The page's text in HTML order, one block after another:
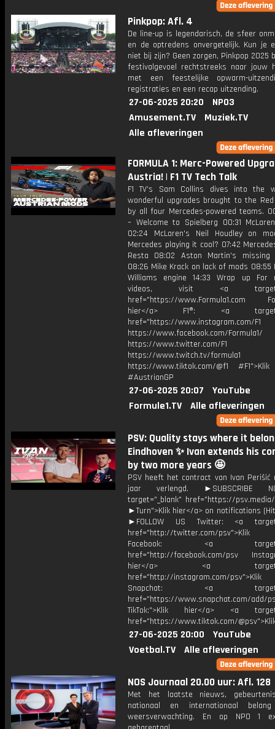
Pinkpop: Afl. 4
De line-up is legendarisch, de sfeer
en de optredens onvergetelijk. Kun je
niet bij zijn? Geen zorgen, Pinkpop 2025
festivalgevoel rechtstreeks naar jouw
met een feestelijke opwarm-
registraties en een recap uitzending.
27-06-2025 20:20
NPO3
Amusement.TV
Muziek.TV
Alle afleveringen
FORMULA 1: Merc-Powered
Austria! | F1 TV Tech Talk
F1 TV's Sam Collins dives into the
wonderful upgrades brought to the
by all four Mercedes-powered teams.
– Welcome to Spielberg 00:31
02:24 McLaren's Neil Houdley on
Mercedes playing it cool? 07:42
Resta 08:02 Aston Martin's missing
08:26 Mike Krack on lack of mods 08:55
Williams engine 14:33 Wrap up For
videos, visit <a
href="https://www.Formula1.com
hier</a> F1®: <a
href="https://www.instagram.com/F1
https://www.facebook.com/Formula1/
https://www.twitter.com/F1
https://www.twitch.tv/formula1
https://www.tiktok.com/@f1
#AustrianGP
27-06-2025 20:07
YouTube
Formule1.TV
Alle afleveringen
PSV: Quality stays where it
Eindhoven ✨ Ivan extends his
by two more years 🤩
PSV heeft het contract van Ivan
jaar verlengd. ►SUBSCRIBE
target="_blank" href="https://psv.media/
►Turn">Klik hier</a> on notifications
►FOLLOW US Twitter: <a
href="http://twitter.com/psv">Klik
Facebook: <a
href="http://facebook.com/psv
hier</a> <a
href="http://instagram.com/
Snapchat: <a
href="https://www.snapchat.com/add/
TikTok:">Klik hier</a> <a
href="https://www.tiktok.com/
27-06-2025 20:00
YouTube
Voetbal.TV
Alle afleveringen
NOS Journaal 20.00 uur: Afl. 128
Met het laatste nieuws,
nationaal en internationaal
weersverwachting. En op NPO 1